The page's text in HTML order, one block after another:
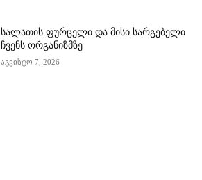
სალათის ფურცელი და მისი სარგებელი
ჩვენს ორგანიზმზე
აგვისტო 7, 2026